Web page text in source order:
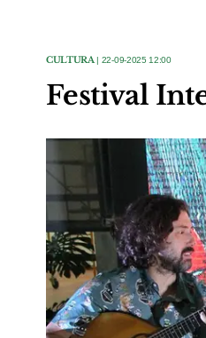
CULTURA | 22-09-2025 12:00
Festival